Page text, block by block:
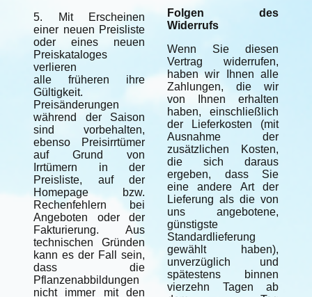
5. Mit Erscheinen
einer neuen Preisliste
oder eines neuen
Preiskataloges
verlieren
alle früheren ihre
Gültigkeit.
Preisänderungen
während der Saison
sind vorbehalten,
ebenso Preisirrtümer
auf Grund von
Irrtümern in der
Preisliste, auf der
Homepage bzw.
Rechenfehlern bei
Angeboten oder der
Fakturierung. Aus
technischen Gründen
kann es der Fall sein,
dass die
Pflanzenabbildungen
nicht immer mit den
Folgen des
Widerrufs
Wenn Sie diesen
Vertrag widerrufen,
haben wir Ihnen alle
Zahlungen, die wir
von Ihnen erhalten
haben, einschließlich
der Lieferkosten (mit
Ausnahme der
zusätzlichen Kosten,
die sich daraus
ergeben, dass Sie
eine andere Art der
Lieferung als die von
uns angebotene,
günstigste
Standardlieferung
gewählt haben),
unverzüglich und
spätestens binnen
vierzehn Tagen ab